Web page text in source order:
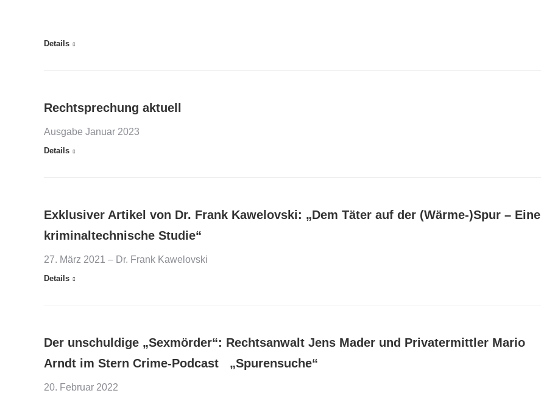
Details
Rechtsprechung aktuell
Ausgabe Januar 2023
Details
Exklusiver Artikel von Dr. Frank Kawelovski: „Dem Täter auf der (Wärme-)Spur – Eine
kriminaltechnische Studie“
27. März 2021 – Dr. Frank Kawelovski
Details
Der unschuldige „Sexmörder“: Rechtsanwalt Jens Mader und Privatermittler Mario
Arndt im Stern Crime-Podcast „Spurensuche“
20. Februar 2022